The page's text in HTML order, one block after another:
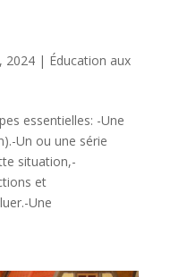
2024| Éducation aux
essentielles: -Une
Un ou une série
situation,-
et
Une